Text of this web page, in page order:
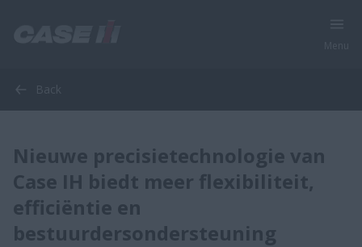
Back
Nieuwe precisietechnologie van
Case IH biedt meer flexibiliteit,
efficiëntie en
bestuurdersondersteuning